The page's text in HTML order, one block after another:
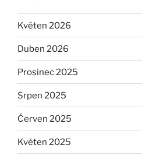
Květen 2026
Duben 2026
Prosinec 2025
Srpen 2025
Červen 2025
Květen 2025